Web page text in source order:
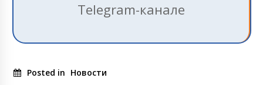
Telegram-канале
Posted in Новости